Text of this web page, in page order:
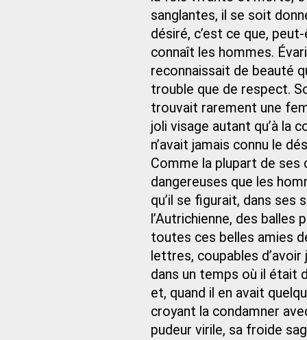
sanglantes, il se soit
désiré, c’est ce que,
connaît les hommes.
reconnaissait de beauté
trouble que de respect.
trouvait rarement une
joli visage autant qu’à la
n’avait jamais connu le
Comme la plupart de ses
dangereuses que les
qu’il se figurait, dans ses
l’Autrichienne, des
toutes ces belles amies
lettres, coupables
dans un temps où il était
et, quand il en avait
croyant la condamner
pudeur virile, sa froide